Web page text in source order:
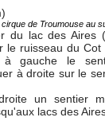
de Troumouse au
du lac des Aires
le ruisseau du
à gauche le
à droite sur le
un sentier
lacs des